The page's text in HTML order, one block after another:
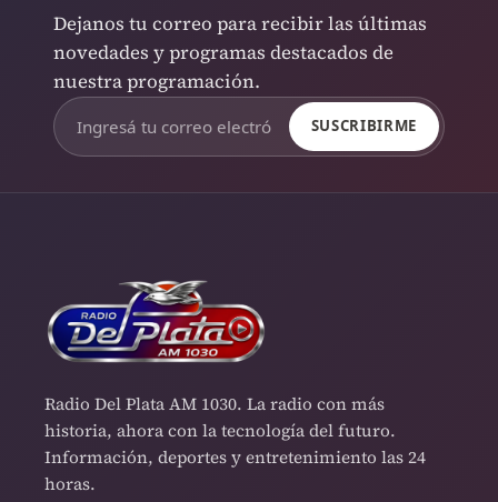
Dejanos tu correo para recibir las últimas
novedades y programas destacados de
nuestra programación.
SUSCRIBIRME
Radio Del Plata AM 1030. La radio con más
historia, ahora con la tecnología del futuro.
Información, deportes y entretenimiento las 24
horas.